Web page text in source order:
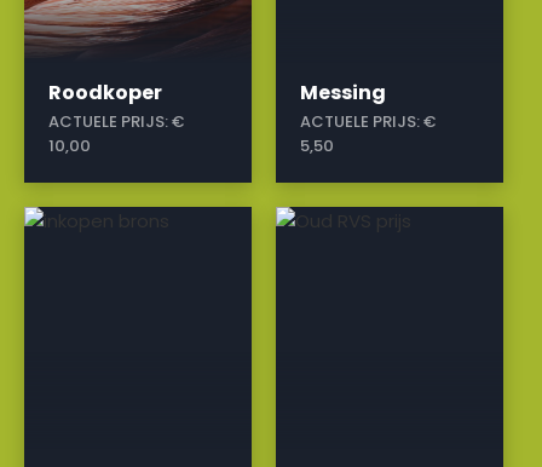
Roodkoper
ACTUELE PRIJS:€
10,00
Messing
ACTUELE PRIJS:€
5,50
a a